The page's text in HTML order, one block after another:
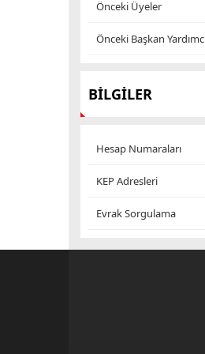
Önceki Üyeler
Önceki Başkan
BİLGİLER
Hesap Numaraları
KEP Adresleri
Evrak Sorgulama